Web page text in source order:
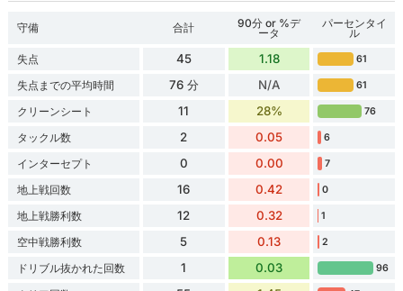
守備 合計 90分 or %デ
ータ
パーセンタイ
ル
失点
45 1.18 61
失点までの平均時間 76 分 N/A 61
クリーンシート 11 28% 76
タックル数 2 0.05 6
インターセプト 0 0.00 7
地上戦回数 16 0.42 0
地上戦勝利数 12 0.32 1
空中戦勝利数 5 0.13 2
ドリブル抜かれた回数 1 0.03 96